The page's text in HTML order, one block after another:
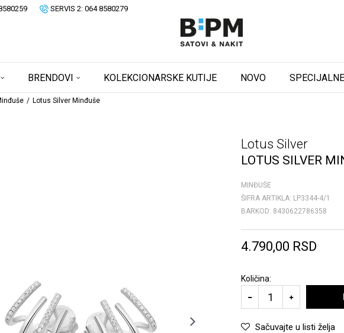
SERVIS 2: 064 8580279
BRENDOVI KOLEKCIONARSKE KUTIJE NOVO
Lotus Silver Minđuše
Lotus Silver
LOTUS SILVER
MINĐUŠE
ŠIFRA ARTIKLA: LP3344-4/1
BARKOD: 8430622786358
4.790,00 RSD
Količina:
Sačuvajte u listi želja